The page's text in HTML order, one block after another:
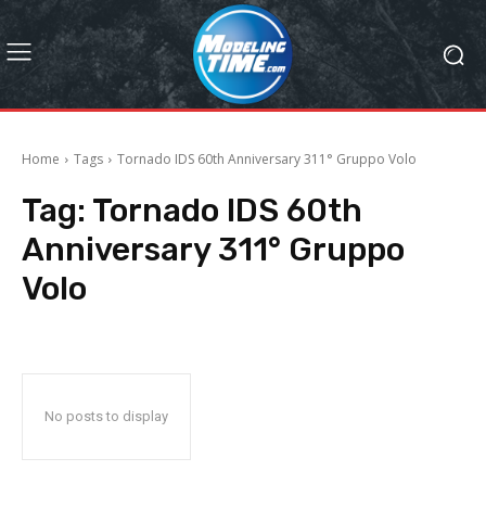
Home Tags Tornado IDS 60th Anniversary 311° Gruppo Volo
Tag: Tornado IDS 60th
Anniversary 311° Gruppo
Volo
No posts to display